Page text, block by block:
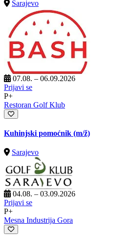
Sarajevo
07.08. – 06.09.2026
Prijavi se
P+
Restoran Golf Klub
Kuhinjski pomoćnik (m/ž)
Sarajevo
04.08. – 03.09.2026
Prijavi se
P+
Mesna Industrija Gora